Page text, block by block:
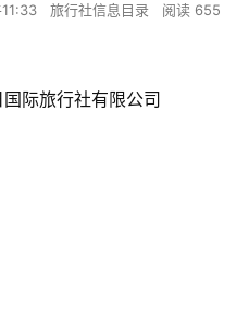
旅行社信息目录 阅读 655
际旅行社有限公司